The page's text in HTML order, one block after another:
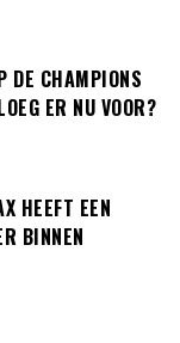
DE CHAMPIONS
ER NU VOOR?
HEEFT EEN
BINNEN